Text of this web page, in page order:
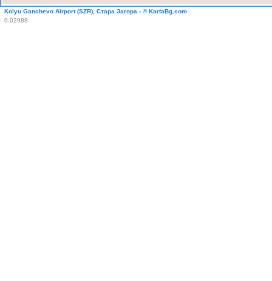
Kolyu Ganchevo Airport (SZR), Стара Загора - © KartaBg.com
0.02988